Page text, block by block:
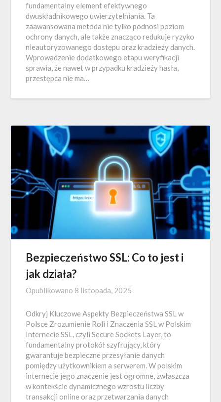
fundamentalny element efektywnego
dwuskładnikowego uwierzytelniania. Ta
zaawansowana metoda nie tylko podnosi poziom
ochrony danych, ale także znacząco redukuje ryzyko
nieautoryzowanego dostępu oraz kradzieży danych.
Wprowadzenie dodatkowego etapu weryfikacji
sprawia, że nawet w przypadku kradzieży hasła,
przestępca nie ma…
Bezpieczeństwo SSL: Co to jest i
jak działa?
Opublikowano 8 listopada, 2025
Odkryj Kluczowe Aspekty Bezpieczeństwa SSL w
Polsce Zrozumienie Roli i Znaczenia SSL w Polskim
Internecie SSL, czyli Secure Sockets Layer, to
fundamentalny protokół szyfrujący, który
gwarantuje bezpieczne przesyłanie danych
pomiędzy użytkownikiem a serwerem. W polskim
internecie jego znaczenie jest ogromne, zwłaszcza
w kontekście dynamicznego wzrostu liczby
transakcji online oraz przetwarzania danych